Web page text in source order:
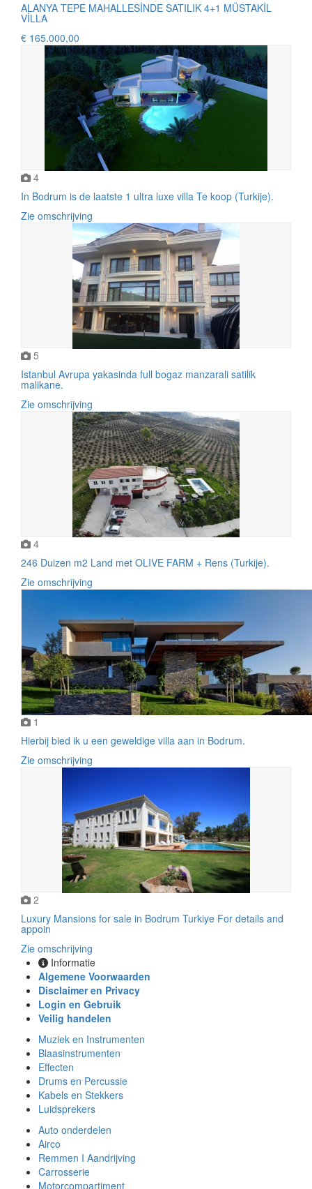
ALANYA TEPE MAHALLESİNDE SATILIK 4+1 MÜSTAKİL
VİLLA
€ 165.000,00
4
In Bodrum is de laatste 1 ultra luxe villa Te koop (Turkije).
Zie omschrijving
5
Istanbul Avrupa yakasinda full bogaz manzarali satilik
malikane.
Zie omschrijving
4
246 Duizen m2 Land met OLIVE FARM + Rens (Turkije).
Zie omschrijving
1
Hierbij bied ik u een geweldige villa aan in Bodrum.
Zie omschrijving
2
Luxury Mansions for sale in Bodrum Turkiye For details and
appoin
Zie omschrijving
Informatie
Algemene Voorwaarden
Disclaimer en Privacy
Login en Gebruik
Veilig handelen
Muziek en Instrumenten
Blaasinstrumenten
Effecten
Drums en Percussie
Kabels en Stekkers
Luidsprekers
Auto onderdelen
Airco
Remmen I Aandrijving
Carrosserie
Motorcompartiment